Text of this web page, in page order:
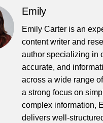
Emily
Emily Carter is an
content writer and
author specializing in
accurate, and
across a wide range
a strong focus on
complex information,
delivers well-